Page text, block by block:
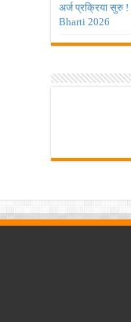
अर्ज प्रक्रिया सुरु
Bharti 2026